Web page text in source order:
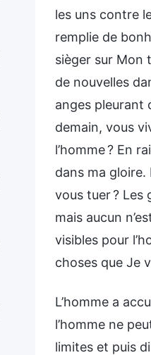
les uns contre
remplie de
sièger sur Mon
de nouvelles
anges pleurant
demain, vous
l’homme ? En
dans ma
vous tuer ? Les
mais aucun
visibles pour
choses que Je
L’homme a
l’homme ne
limites et puis